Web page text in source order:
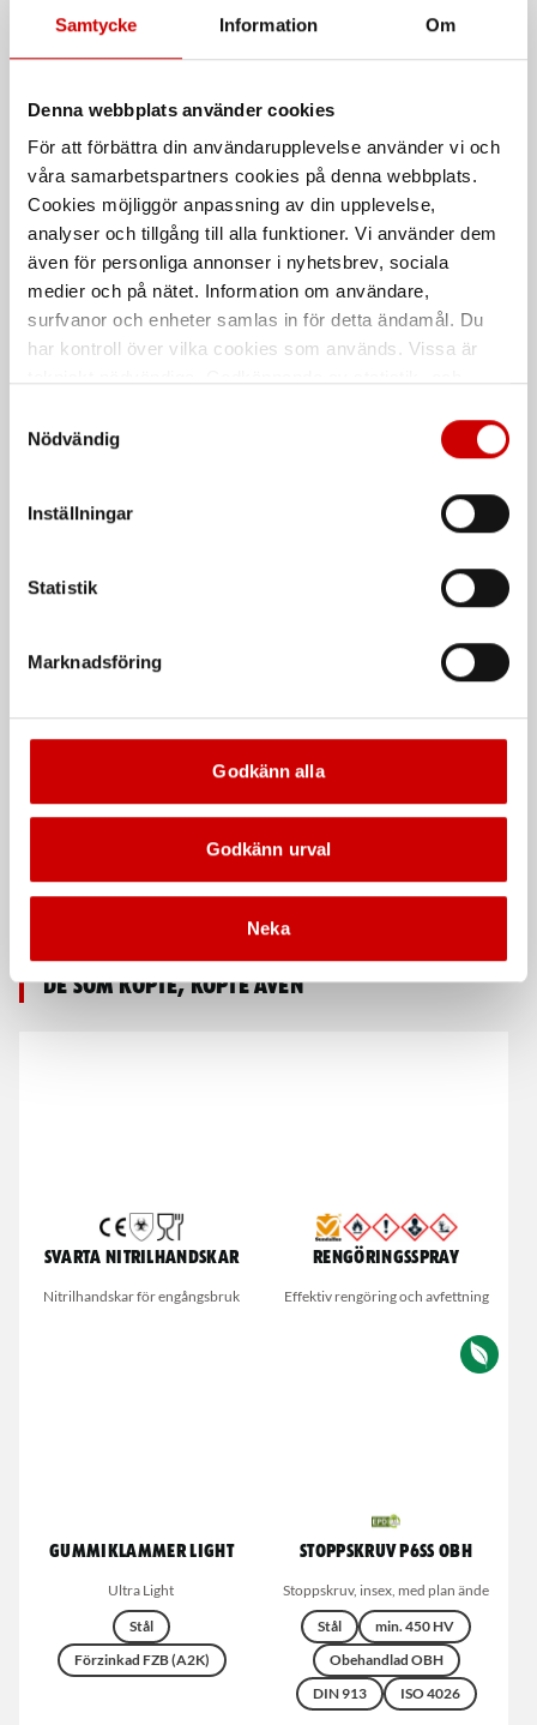
Samtycke Information Om
Denna webbplats använder cookies
För att förbättra din användarupplevelse använder vi och
våra samarbetspartners cookies på denna webbplats.
Cookies möjliggör anpassning av din upplevelse,
analyser och tillgång till alla funktioner. Vi använder dem
även för personliga annonser i nyhetsbrev, sociala
medier och på nätet. Information om användare,
surfvanor och enheter samlas in för detta ändamål. Du
har kontroll över vilka cookies som används. Vissa är
länder utanför EU med olika dataskyddsnormer. Genom
att godkänna samtycker du till sådana överföringar. Läs
Nödvändig
Inställningar
Statistik
Marknadsföring
Godkänn alla
Godkänn urval
Neka
Rekommenderat baserat på vald produkt
Borrskruv R6B
Med sexkantshuvud och fläns
Stål
DIN 7504
Borrskruv R6B A2 RUS
Med sexkantshuvud och fläns
Bimetal - A2 med härdad
Ruspert behandlad (RUS)
Borrskruv R6B A2
Med sexkantshuvud och fläns
Rostfritt stål A2
Borrskruv R6B FZB Lång
Med sexkantshuvud och fläns med
extra lång borrspets
DIN 7504
De som köpte, köpte även
Svarta nitrilhandskar
Nitrilhandskar för engångsbruk
Rengöringsspray
Effektiv rengöring och avfettning
Gummiklammer Light
Ultra Light
Stål
Förzinkad FZB (A2K)
Stoppskruv P6SS OBH
Stoppskruv, insex, med plan ände
Stål
min. 450 HV
Obehandlad OBH
DIN 913
ISO 4026